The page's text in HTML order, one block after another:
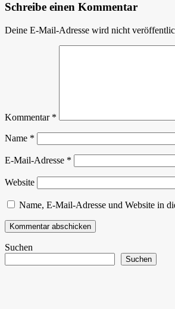
Schreibe einen Kommentar
Deine E-Mail-Adresse wird nicht
Kommentar *
Name *
E-Mail-Adresse *
Website
Name, E-Mail-Adresse und Website in
Suchen
Suchen